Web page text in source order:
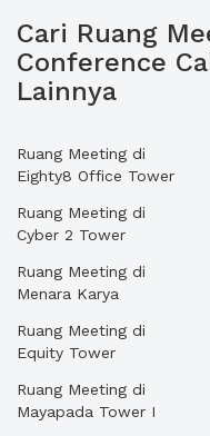
Cari Ruang
Conference
Lainnya
Ruang Meeting di
Eighty8 Office Tower
Ruang Meeting di
Cyber 2 Tower
Ruang Meeting di
Menara Karya
Ruang Meeting di
Equity Tower
Ruang Meeting di
Mayapada Tower I